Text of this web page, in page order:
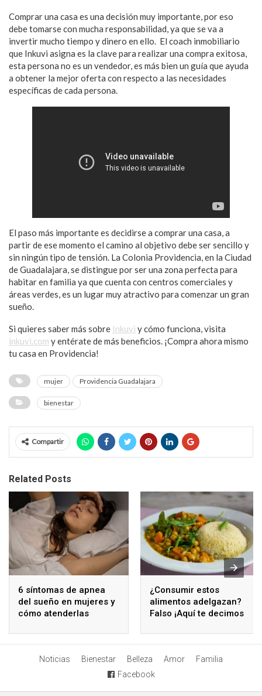
Comprar una casa es una decisión muy importante, por eso
debe tomarse con mucha responsabilidad, ya que se va a
invertir mucho tiempo y dinero en ello. El coach inmobiliario
que Inkuvi asigna es la clave para realizar una compra exitosa,
esta persona no es un vendedor, es más bien un guía que ayuda
a obtener la mejor oferta con respecto a las necesidades
específicas de cada persona.
El paso más importante es decidirse a comprar una casa, a
partir de ese momento el camino al objetivo debe ser sencillo y
sin ningún tipo de tensión. La Colonia Providencia, en la Ciudad
de Guadalajara, se distingue por ser una zona perfecta para
habitar en familia ya que cuenta con centros comerciales y
áreas verdes, es un lugar muy atractivo para comenzar un gran
sueño.
Si quieres saber más sobre Inkuvi y cómo funciona, visita
inkuvi.com y entérate de más beneficios. ¡Compra ahora mismo
tu casa en Providencia!
mujer Providencia Guadalajara
bienestar
Compartir
Related Posts
6 síntomas de apnea
del sueño en mujeres y
cómo atenderlas
¿Consumir estos
alimentos adelgazan?
Falso ¡Aquí te decimos
Noticias Bienestar Belleza Amor
Familia
Facebook